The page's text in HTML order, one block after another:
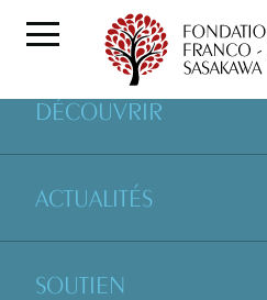
DÉCOUVRIR
ACTUALITÉS
SOUTIEN
PARTENAIRES | MAISON DU